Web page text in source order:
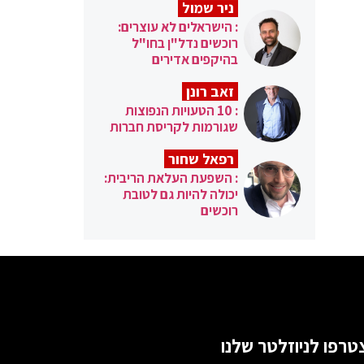
ניר שמול
: הישראלים לא עוצרים:
רוכשים נדל"ן בחו"ל
בהיקפים אדירים
זאב רונן
: 10 הטעויות הנפוצות
שגורמות לקריסת חברות
רפאל שחור
: השפעת העלאת הריבית:
יכולה להיות גם לטובת
רוכשים
לניוזלטר שלנו